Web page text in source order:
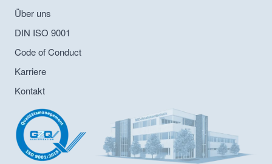
Über uns
DIN ISO 9001
Code of Conduct
Karriere
Kontakt